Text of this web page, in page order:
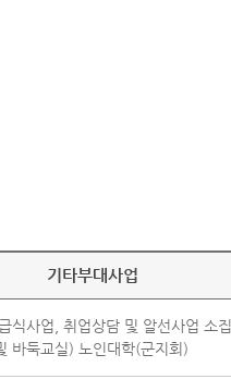
기타부대사업
식사업, 취업상담 및 알선사업 소
바둑교실) 노인대학(군지회)